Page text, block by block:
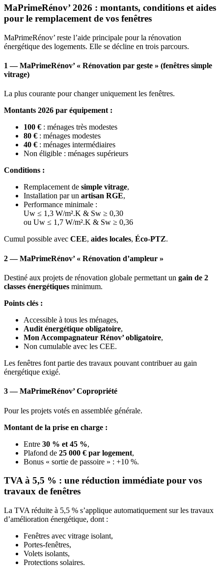
MaPrimeRénov’ 2026 : montants, conditions et aides
pour le remplacement de vos fenêtres
MaPrimeRénov’ reste l’aide principale pour la rénovation
énergétique des logements. Elle se décline en trois parcours.
1 — MaPrimeRénov’ « Rénovation par geste » (fenêtres simple
vitrage)
La plus courante pour changer uniquement les fenêtres.
Montants 2026 par équipement :
100 € : ménages très modestes
80 € : ménages modestes
40 € : ménages intermédiaires
Non éligible : ménages supérieurs
Conditions :
Remplacement de simple vitrage,
Installation par un artisan RGE,
Performance minimale :
Uw ≤ 1,3 W/m².K & Sw ≥ 0,30
ou Uw ≤ 1,7 W/m².K & Sw ≥ 0,36
Cumul possible avec CEE, aides locales, Éco‑PTZ.
2 — MaPrimeRénov’ « Rénovation d’ampleur »
Destiné aux projets de rénovation globale permettant un gain de 2
classes énergétiques minimum.
Points clés :
Accessible à tous les ménages,
Audit énergétique obligatoire,
Mon Accompagnateur Rénov’ obligatoire,
Non cumulable avec les CEE.
Les fenêtres font partie des travaux pouvant contribuer au gain
énergétique exigé.
3 — MaPrimeRénov’ Copropriété
Pour les projets votés en assemblée générale.
Montant de la prise en charge :
Entre 30 % et 45 %,
Plafond de 25 000 € par logement,
Bonus « sortie de passoire » : +10 %.
TVA à 5,5 % : une réduction immédiate pour vos
travaux de fenêtres
La TVA réduite à 5,5 % s’applique automatiquement sur les travaux
d’amélioration énergétique, dont :
Fenêtres avec vitrage isolant,
Portes-fenêtres,
Volets isolants,
Protections solaires.